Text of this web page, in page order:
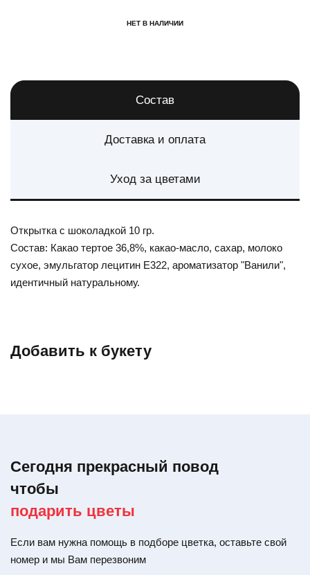
НЕТ В НАЛИЧИИ
Состав
Доставка и оплата
Уход за цветами
Открытка с шоколадкой 10 гр.
Состав: Какао тертое 36,8%, какао-масло, сахар, молоко
сухое, эмульгатор лецитин Е322, ароматизатор "Ванили",
идентичный натуральному.
Добавить к букету
Сегодня прекрасный повод
чтобы
подарить цветы
Если вам нужна помощь в подборе цветка, оставьте свой
номер и мы Вам перезвоним